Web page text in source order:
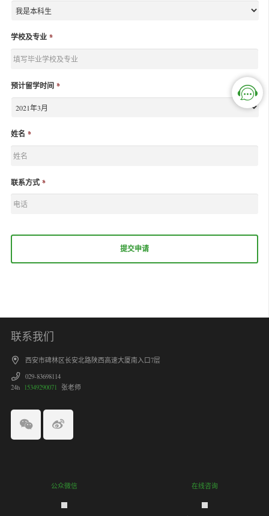
学校及专业 *
预计留学时间 *
姓名 *
联系方式 *
联系我们
西安市碑林区长安北路陕西高速大厦南入口7层
029-83698114
24h
15349290071 张老师
公众微信 在线咨询